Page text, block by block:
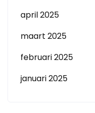
april 2025
maart 2025
februari 2025
januari 2025